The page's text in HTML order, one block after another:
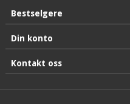
Bestselgere
Din konto
Kontakt oss